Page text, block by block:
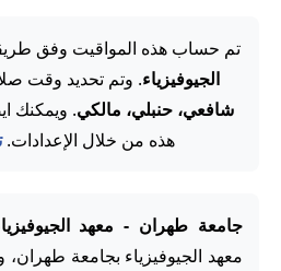
تم حساب هذه المواقيت وفق
الجيوفيزياء. وتم تحديد وقت
شافعي، حنبلي، مالكي. ويمكنك
هذه من خلال الإعدادات.
جامعة طهران - معهد
معهد الجيوفيزياء بجامعة